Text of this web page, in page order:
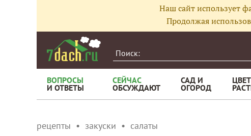
Наш сайт использует
Продолжая
ВОПРОСЫ
И ОТВЕТЫ
СЕЙЧАС
ОБСУЖДАЮТ
САД И
ОГОРОД
рецепты закуски салаты